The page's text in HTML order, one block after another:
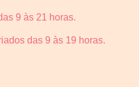
9 às 21 horas.
das 9 às 19 horas.